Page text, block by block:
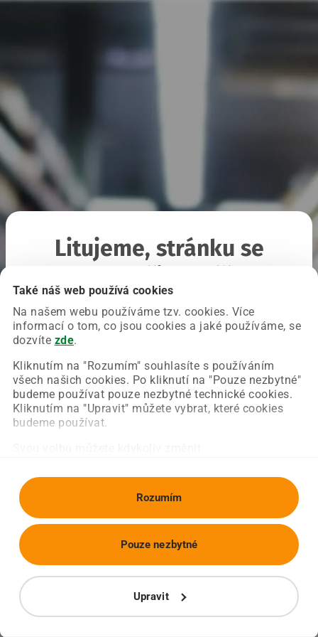
Také náš web používá cookies
Na našem webu používáme tzv. cookies. Více
informací o tom, co jsou cookies a jaké používáme, se
dozvíte zde.
Kliknutím na "Rozumím" souhlasíte s používáním
všech našich cookies. Po kliknutí na "Pouze nezbytné"
budeme používat pouze nezbytné technické cookies.
Kliknutím na "Upravit" můžete vybrat, které cookies
budeme používat.
Rozumím
Upravit
Pouze nezbytné
Litujeme, stránku se
Chyba nastala na naší straně a už ji opravujeme.
Zkuste prosím znovu načíst požadovanou stránku.
Obnovit stránku Úvodní strana